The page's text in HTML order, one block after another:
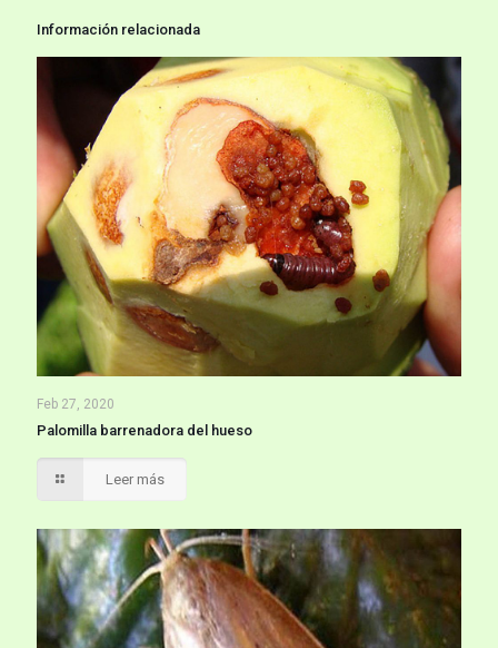
Información relacionada
Feb 27, 2020
Palomilla barrenadora del hueso
Leer más